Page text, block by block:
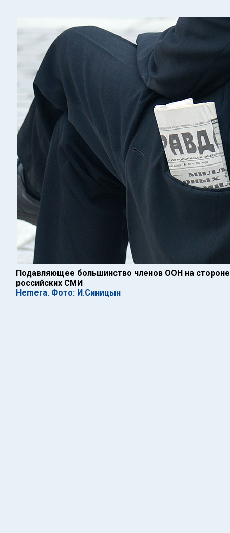
Подавляющее большинство членов ООН на
российских СМИ
Hemera. Фото: И.Синицын